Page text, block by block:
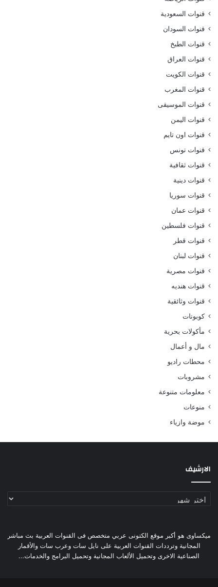
قنوات السعودية
قنوات السودان
قنوات الطبخ
قنوات العراق
قنوات الكويت
قنوات المغرب
قنوات الموسيقى
قنوات اليمن
قنوات اون تايم
قنوات تونس
قنوات ثقافية
قنوات دينية
قنوات سوريا
قنوات عمان
قنوات فلسطين
قنوات قطر
قنوات لبنان
قنوات مصرية
قنوات هنديه
قنوات وثائقية
كوبونات
مأكولات بحرية
مال و أعمال
محطات راديو
مشروبات
معلومات متنوعة
منوعات
موضة وازياء
الارشيف
الارشيف
ميكساوى هو أكبر موقع الكتونى عربي متخصص فى القنوات العربية بث مباشر
المجانية وترددات القنوات العربية على نايل سات وعرب سات والأقمار
الصناعية الاخرى وتحميل الألعاب المجانية وتحميل البرامج والخدمات...